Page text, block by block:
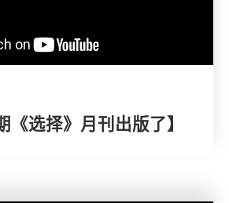
《选择》月刊出版了】